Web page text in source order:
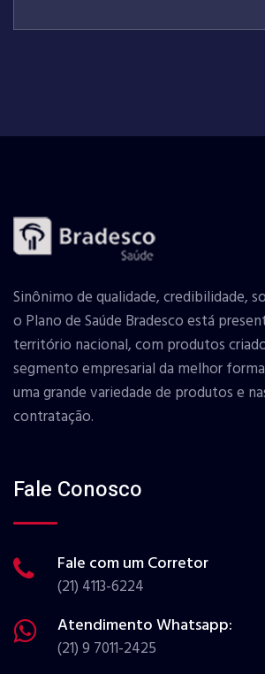
Sinônimo de qualidade, credibilidade,
o Plano de Saúde Bradesco está
território nacional, com produtos
segmento empresarial da melhor
uma grande variedade de produtos e
contratação.
Fale Conosco
Fale com um Corretor
(21) 4113-6224
Atendimento Whatsapp:
(21) 9 7011-2425